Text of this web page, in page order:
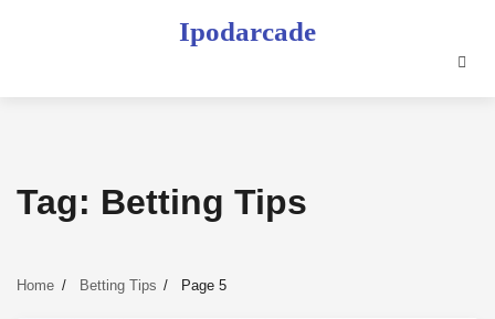
Ipodarcade
Tag: Betting Tips
Home Betting Tips Page 5